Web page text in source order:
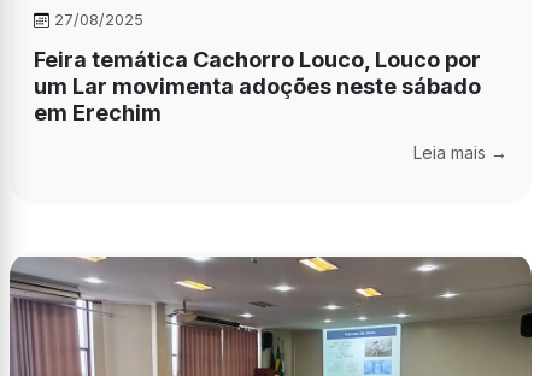
27/08/2025
Feira temática Cachorro Louco, Louco por
um Lar movimenta adoções neste sábado
em Erechim
Leia mais →